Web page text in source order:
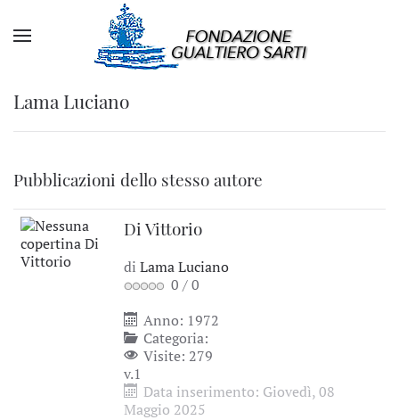
Lama Luciano
Pubblicazioni dello stesso autore
Di Vittorio
di Lama Luciano
0 /0
Anno: 1972
Categoria:
Visite: 279
v.1
Data inserimento: Giovedì, 08
Maggio 2025